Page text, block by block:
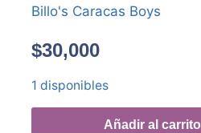
Billo's Caracas Boys
$30,000
1 disponibles
Añadir al carrito